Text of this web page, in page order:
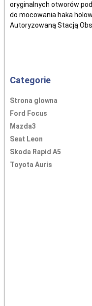
oryginalnych otworów
do mocowania haka
Autoryzowaną Stacją
Categorie
Strona glowna
Ford Focus
Mazda3
Seat Leon
Skoda Rapid A5
Toyota Auris